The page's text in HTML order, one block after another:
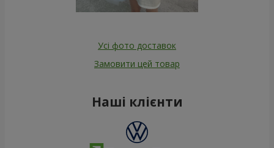
Усі фото доставок
Замовити цей товар
Наші клієнти